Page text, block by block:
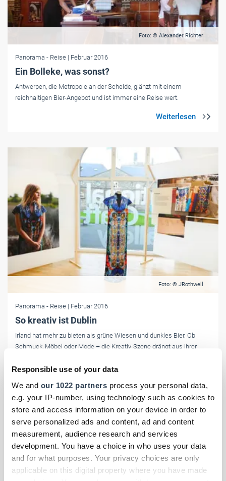
Responsible use of your data
We and our 1022 partners process your personal data,
e.g. your IP-number, using technology such as cookies to
store and access information on your device in order to
serve personalized ads and content, ad and content
measurement, audience research and services
development. You have a choice in who uses your data
and for what purposes. Your privacy choices are only
applicable on this digital property where you have made
Foto: © Alexander Richter
Panorama - Reise | Februar 2016
Ein Bolleke, was sonst?
Antwerpen, die Metropole an der Schelde, glänzt mit einem
reichhaltigen Bier-Angebot und ist immer eine Reise wert.
Foto: © JRothwell
Panorama - Reise | Februar 2016
So kreativ ist Dublin
Irland hat mehr zu bieten als grüne Wiesen und dunkles Bier. Ob
Schmuck, Möbel oder Mode – die Kreativ-Szene drängt aus ihrer